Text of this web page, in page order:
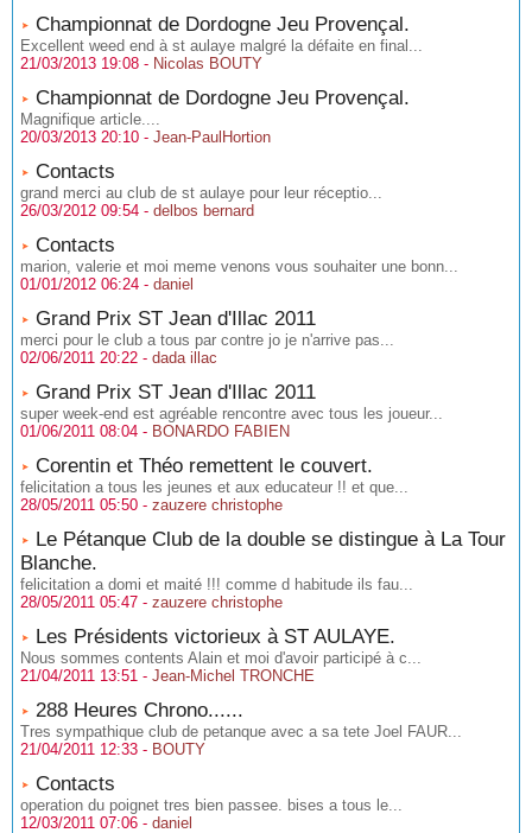
Championnat de Dordogne Jeu Provençal.
Excellent weed end à st aulaye malgré la défaite en final...
21/03/2013 19:08 - Nicolas BOUTY
Championnat de Dordogne Jeu Provençal.
Magnifique article....
20/03/2013 20:10 - Jean-PaulHortion
Contacts
grand merci au club de st aulaye pour leur réceptio...
26/03/2012 09:54 - delbos bernard
Contacts
marion, valerie et moi meme venons vous souhaiter une bonn...
01/01/2012 06:24 - daniel
Grand Prix ST Jean d'Illac 2011
merci pour le club a tous par contre jo je n'arrive pas...
02/06/2011 20:22 - dada illac
Grand Prix ST Jean d'Illac 2011
super week-end est agréable rencontre avec tous les joueur...
01/06/2011 08:04 - BONARDO FABIEN
Corentin et Théo remettent le couvert.
felicitation a tous les jeunes et aux educateur !! et que...
28/05/2011 05:50 - zauzere christophe
Le Pétanque Club de la double se distingue à La Tour
Blanche.
felicitation a domi et maité !!! comme d habitude ils fau...
28/05/2011 05:47 - zauzere christophe
Les Présidents victorieux à ST AULAYE.
Nous sommes contents Alain et moi d'avoir participé à c...
21/04/2011 13:51 - Jean-Michel TRONCHE
288 Heures Chrono......
Tres sympathique club de petanque avec a sa tete Joel FAUR...
21/04/2011 12:33 - BOUTY
Contacts
operation du poignet tres bien passee. bises a tous le...
12/03/2011 07:06 - daniel